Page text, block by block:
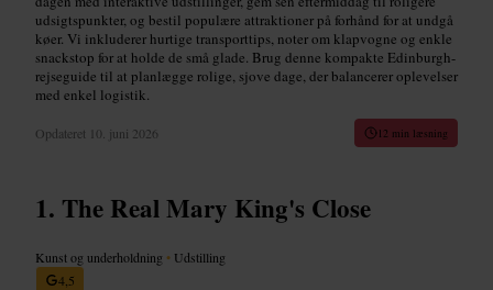
udsigtspunkter, og bestil populære attraktioner på forhånd for at undgå
køer. Vi inkluderer hurtige transporttips, noter om klapvogne og enkle
snackstop for at holde de små glade. Brug denne kompakte Edinburgh-
rejseguide til at planlægge rolige, sjove dage, der balancerer oplevelser
med enkel logistik.
Opdateret 10. juni 2026 12 min læsning
The Real Mary King's Close
Kunst og underholdning • Udstilling
4,5